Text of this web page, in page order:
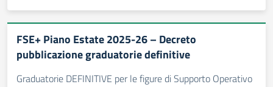
FSE+ Piano Estate 2025-26 – Decreto
pubblicazione graduatorie definitive
Graduatorie DEFINITIVE per le figure di Supporto Operativo